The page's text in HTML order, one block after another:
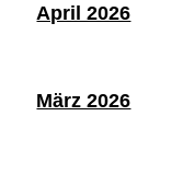
April 2026
März 2026